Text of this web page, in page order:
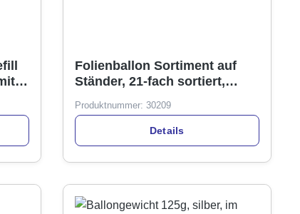
Folienballon Sortiment auf
Ständer, 21-fach sortiert,
Produktnummer: 30209
Details